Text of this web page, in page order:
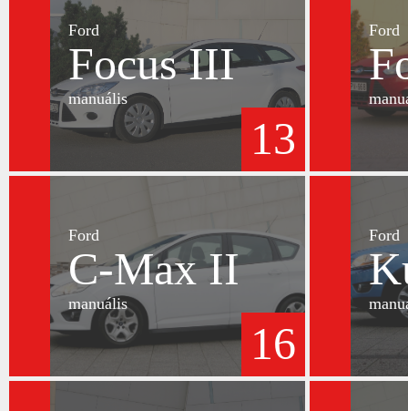
Ford
Focus III
manuális
13
Ford
Ford
C-Max II
manuális
16
Ford